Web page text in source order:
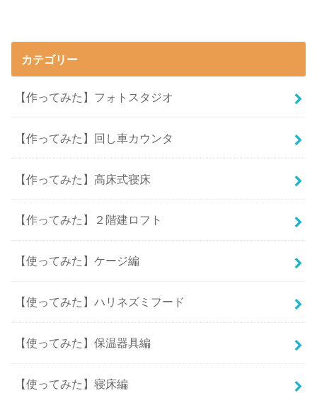
カテゴリー
【作ってみた】フォトスタジオ
【作ってみた】回し車カウンタ
【作ってみた】高床式寝床
【作ってみた】２階建ロフト
【使ってみた】ケージ編
【使ってみた】ハリネズミフード
【使ってみた】保温器具編
【使ってみた】寝床編